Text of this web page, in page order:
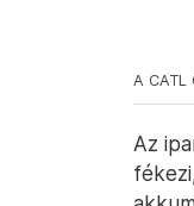
A CATL
Az